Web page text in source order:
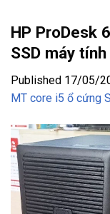
HP ProDesk
SSD máy
Published 17/05/
MT core i5 ổ cứng